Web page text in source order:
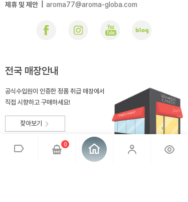
0
제휴 및 제안
aroma77@aroma-globa.com
전국 매장안내
공식수입원이 인증한 정품 취급 매장에서
직접 시향하고 구매하세요!
찾아보기
브랜드소개